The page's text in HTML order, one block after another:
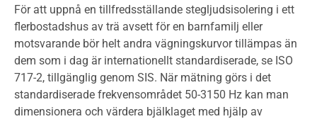
För att uppnå en tillfredsställande stegljudsisolering i ett
flerbostadshus av trä avsett för en barnfamilj eller
motsvarande bör helt andra vägningskurvor tillämpas än
dem som i dag är internationellt standardiserade, se ISO
717-2, tillgänglig genom SIS. När mätning görs i det
standardiserade frekvensområdet 50-3150 Hz kan man
dimensionera och värdera bjälklaget med hjälp av